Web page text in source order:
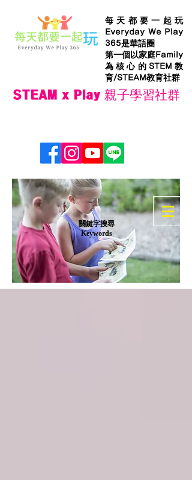
每天都要一起玩
Everyday We Play
365是華語圈
第一個以家庭Family
為核心的STEM教
育/STEAM教育社群
STEAM x Play 親子學習社群
​關鍵字搜尋
Keywords